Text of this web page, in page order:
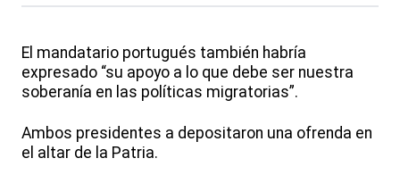
El mandatario portugués también habría
expresado “su apoyo a lo que debe ser nuestra
soberanía en las políticas migratorias”.
Ambos presidentes a depositaron una ofrenda en
el altar de la Patria.